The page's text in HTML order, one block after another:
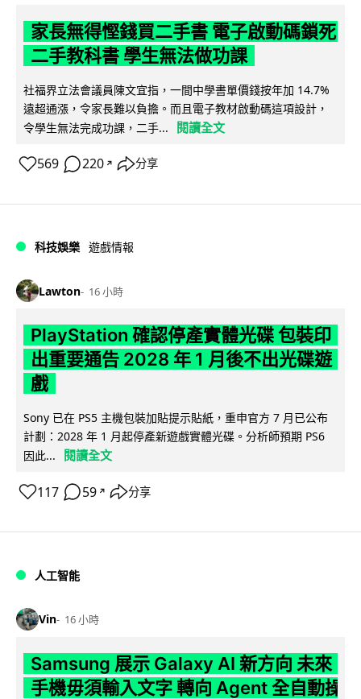
家長無得慳錢買二手書 電子啟動碼鎖死
二手教科書 學生無法做功課
社福界立法會議員陳文宜指，一間中學書單價錢按年加 14.7%
遠超通漲，令家長難以負擔。而且電子教材啟動碼這項設計，
令學生無法完成功課，二手...
閱讀全文
569 220 ↗ 分享
科技娛樂 遊戲情報
Lawton 16 小時
PlayStation 確認停產實體光碟 包裝印
出重要通告 2028 年 1 月後不出光碟遊
戲
Sony 已在 PS5 主機包裝加貼提示貼紙，重申官方 7 月已公布
計劃：2028 年 1 月起停產新遊戲實體光碟。分析師預期 PS6
因此...
閱讀全文
117 59 ↗ 分享
人工智能
Vin 16 小時
Samsung 展示 Galaxy AI 新方向 未來
手機毋須輸入文字 轉向 Agent 全自動操